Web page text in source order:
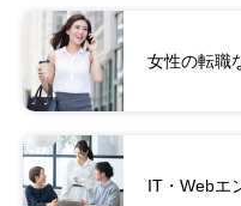
女性の転職
IT・Webエ